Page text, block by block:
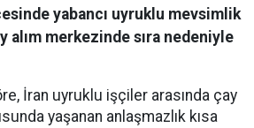
yabancı uyruklu mevsimlik
alım merkezinde sıra nedeniyle
İran uyruklu işçiler arasında çay
yaşanan anlaşmazlık kısa